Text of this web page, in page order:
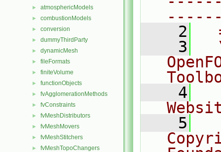
► atmosphericModels
► combustionModels
► conversion
► dummyThirdParty
► dynamicMesh
► fileFormats
► finiteVolume
► functionObjects
► fvAgglomerationMethods
► fvConstraints
► fvMeshDistributors
► fvMeshMovers
► fvMeshStitchers
► fvMeshTopoChangers
    2
    3
    4
    5